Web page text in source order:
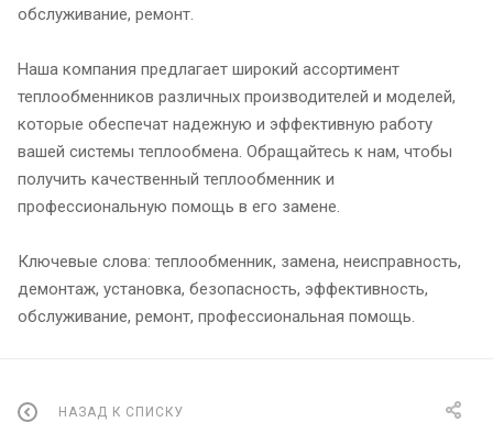
обслуживание, ремонт.
Наша компания предлагает широкий ассортимент
теплообменников различных производителей и моделей,
которые обеспечат надежную и эффективную работу
вашей системы теплообмена. Обращайтесь к нам, чтобы
получить качественный теплообменник и
профессиональную помощь в его замене.
Ключевые слова: теплообменник, замена, неисправность,
демонтаж, установка, безопасность, эффективность,
обслуживание, ремонт, профессиональная помощь.
НАЗАД К СПИСКУ